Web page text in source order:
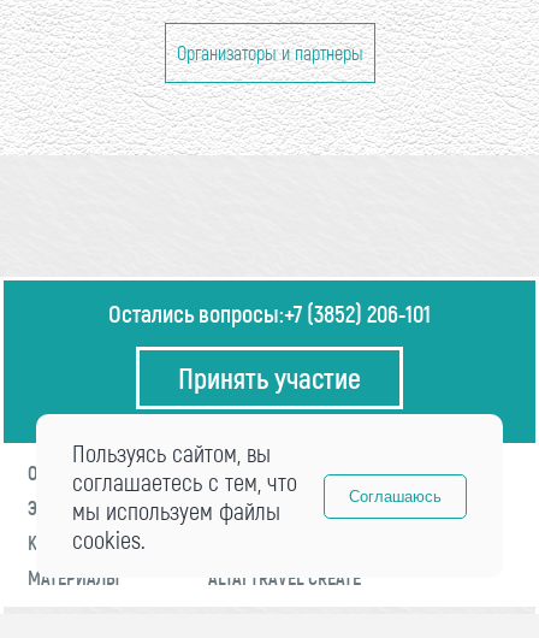
Организаторы и партнеры
Остались вопросы:+7 (3852) 206-101
Принять участие
О ФОРУМЕ
ПРОГРАММА
ЭКСПЕРТЫ
НОВОСТИ
КОНТАКТЫ
МАТЕРИАЛЫ
ALTAI TRAVEL CREATE
Пользуясь сайтом, вы
соглашаетесь с тем, что
мы используем файлы
cookies.
Соглашаюсь